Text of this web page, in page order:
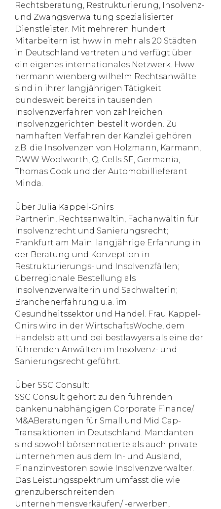
Rechtsberatung, Restrukturierung, Insolvenz-
und Zwangsverwaltung spezialisierter
Dienstleister. Mit mehreren hundert
Mitarbeitern ist hww in mehr als 20 Städten
in Deutschland vertreten und verfügt über
ein eigenes internationales Netzwerk. Hww
hermann wienberg wilhelm Rechtsanwälte
sind in ihrer langjährigen Tätigkeit
bundesweit bereits in tausenden
Insolvenzverfahren von zahlreichen
Insolvenzgerichten bestellt worden. Zu
namhaften Verfahren der Kanzlei gehören
z.B. die Insolvenzen von Holzmann, Karmann,
DWW Woolworth, Q-Cells SE, Germania,
Thomas Cook und der Automobillieferant
Minda.
Über Julia Kappel-Gnirs
Partnerin, Rechtsanwältin, Fachanwältin für
Insolvenzrecht und Sanierungsrecht;
Frankfurt am Main; langjährige Erfahrung in
der Beratung und Konzeption in
Restrukturierungs- und Insolvenzfällen;
überregionale Bestellung als
Insolvenzverwalterin und Sachwalterin;
Branchenerfahrung u.a. im
Gesundheitssektor und Handel. Frau Kappel-
Gnirs wird in der WirtschaftsWoche, dem
Handelsblatt und bei bestlawyers als eine der
führenden Anwälten im Insolvenz- und
Sanierungsrecht geführt.
Über SSC Consult:
SSC Consult gehört zu den führenden
bankenunabhängigen Corporate Finance/
M&ABeratungen für Small und Mid Cap-
Transaktionen in Deutschland. Mandanten
sind sowohl börsennotierte als auch private
Unternehmen aus dem In- und Ausland,
Finanzinvestoren sowie Insolvenzverwalter.
Das Leistungsspektrum umfasst die wie
grenzüberschreitenden
Unternehmensverkäufen/ -erwerben,